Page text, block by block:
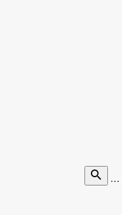
search